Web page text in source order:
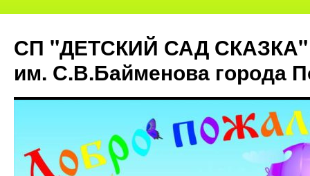
СП "ДЕТСКИЙ САД СКАЗКА"
им. С.В.Байменова города